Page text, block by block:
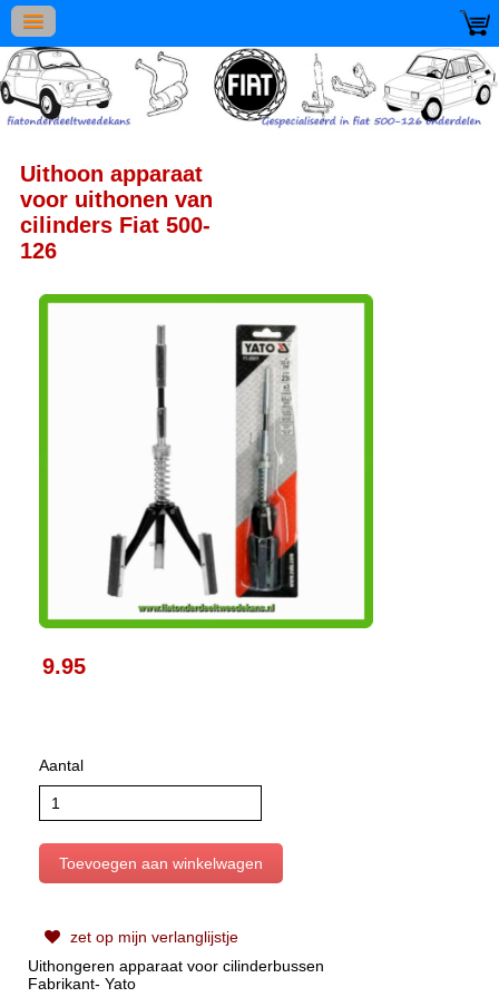
Uithoon apparaat
voor uithonen van
cilinders Fiat 500-
126
9.95
Aantal
zet op mijn verlanglijstje
Uithongeren apparaat voor cilinderbussen
Fabrikant- Yato